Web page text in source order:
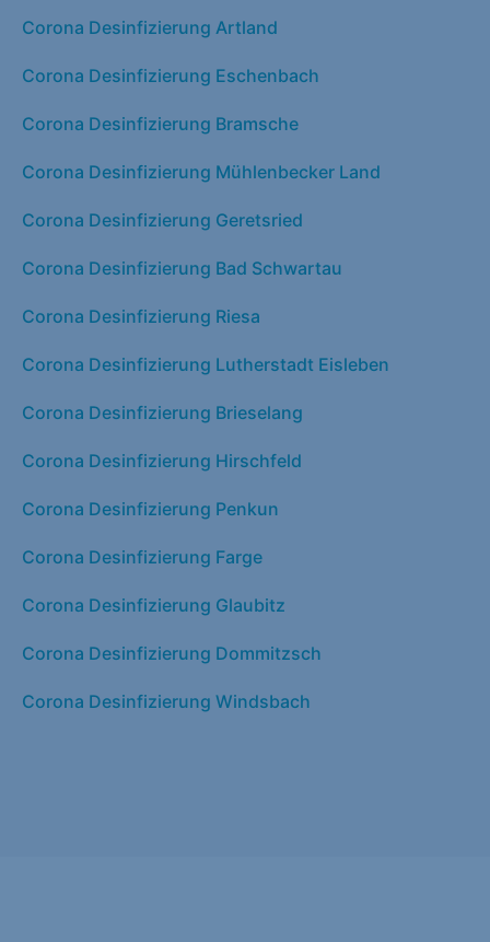
Corona Desinfizierung Artland
Corona Desinfizierung Eschenbach
Corona Desinfizierung Bramsche
Corona Desinfizierung Mühlenbecker Land
Corona Desinfizierung Geretsried
Corona Desinfizierung Bad Schwartau
Corona Desinfizierung Riesa
Corona Desinfizierung Lutherstadt Eisleben
Corona Desinfizierung Brieselang
Corona Desinfizierung Hirschfeld
Corona Desinfizierung Penkun
Corona Desinfizierung Farge
Corona Desinfizierung Glaubitz
Corona Desinfizierung Dommitzsch
Corona Desinfizierung Windsbach